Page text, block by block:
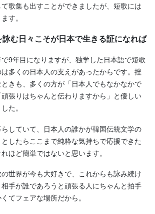
歌集も出すことができましたが、短歌には
す。
む日々こそが日本で生きる証になれば
9年目になりますが、独学した日本語で短歌
多くの日本人の支えがあったからです。挫
きも、多くの方が「日本人でもなかなかで
張りはちゃんと伝わりますから」と優しい
た。
していて、日本人の誰かが韓国伝統文学の
したらここまで純粋な気持ちで応援できた
ほど簡単ではないと思います。
世界が今も大好きで、これからも詠み続け
手が誰であろうと頑張る人にちゃんと拍手
てフェアな場所だから。